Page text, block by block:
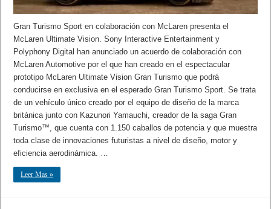
Gran Turismo Sport en colaboración con McLaren presenta el
McLaren Ultimate Vision. Sony Interactive Entertainment y
Polyphony Digital han anunciado un acuerdo de colaboración con
McLaren Automotive por el que han creado en el espectacular
prototipo McLaren Ultimate Vision Gran Turismo que podrá
conducirse en exclusiva en el esperado Gran Turismo Sport. Se trata
de un vehículo único creado por el equipo de diseño de la marca
británica junto con Kazunori Yamauchi, creador de la saga Gran
Turismo™, que cuenta con 1.150 caballos de potencia y que muestra
toda clase de innovaciones futuristas a nivel de diseño, motor y
eficiencia aerodinámica. …
Leer Mas »